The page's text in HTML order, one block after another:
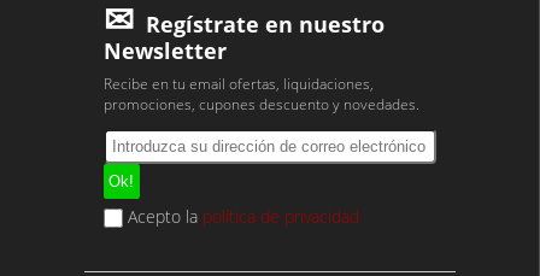
Regístrate en nuestro
Newsletter
Recibe en tu email ofertas, liquidaciones,
promociones, cupones descuento y novedades.
Acepto la política de privacidad